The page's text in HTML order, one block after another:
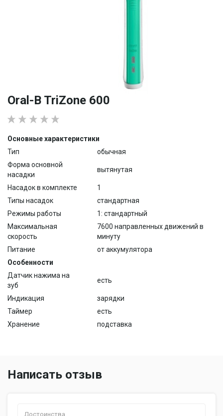
Oral-B TriZone 600
Основные характеристики
Тип
обычная
Форма основной
насадки
вытянутая
Насадок в комплекте
1
Типы насадок
стандартная
Режимы работы
1: стандартный
Максимальная
скорость
7600 направленных движений в
минуту
Питание
от аккумулятора
Особенности
Датчик нажима на
зуб
есть
Индикация
зарядки
Таймер
есть
Хранение
подставка
Написать отзыв